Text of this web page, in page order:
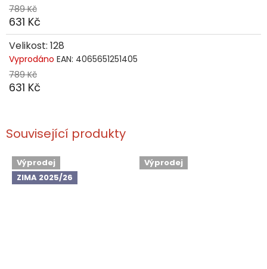
789 Kč
631 Kč
Velikost: 128
Vyprodáno EAN: 4065651251405
789 Kč
631 Kč
Související produkty
Výprodej
ZIMA 2025/26
Výprodej